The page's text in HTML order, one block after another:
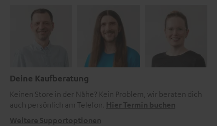
Deine Kaufberatung
Keinen Store in der Nähe? Kein Problem, wir beraten dich
auch persönlich am Telefon. Hier Termin buchen
Weitere Supportoptionen